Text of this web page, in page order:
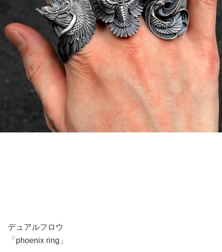
デュアルフロウ
「phoenix ring」